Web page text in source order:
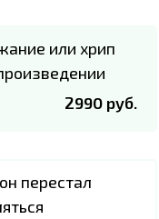
или хрип
2990 руб.
перестал